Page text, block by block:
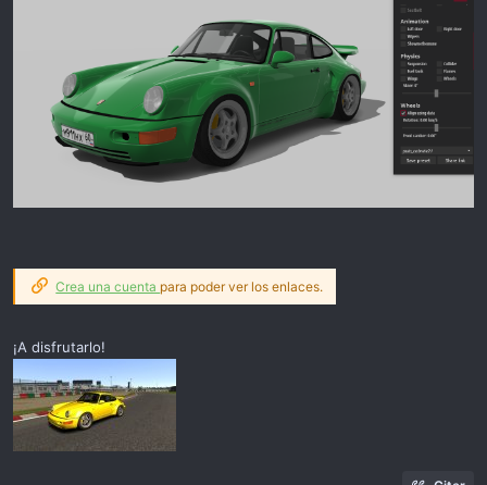
Crea una cuenta para poder ver los enlaces.
¡A disfrutarlo!